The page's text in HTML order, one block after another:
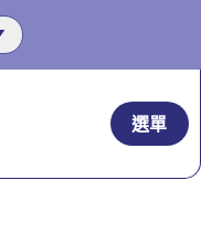
選單